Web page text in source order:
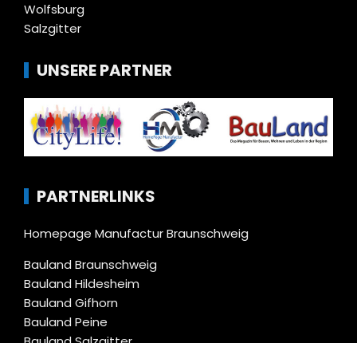
Wolfsburg
Salzgitter
UNSERE PARTNER
PARTNERLINKS
Homepage Manufactur Braunschweig
Bauland Braunschweig
Bauland Hildesheim
Bauland Gifhorn
Bauland Peine